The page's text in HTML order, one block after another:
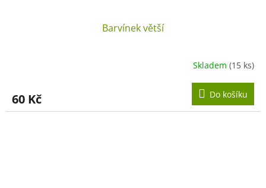
Barvínek větší
Skladem (15 ks)
60 Kč Do košíku